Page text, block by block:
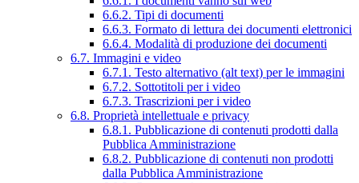
6.6.2. Tipi di documenti
6.6.3. Formato di lettura dei documenti elettronici
6.6.4. Modalità di produzione dei documenti
6.7. Immagini e video
6.7.1. Testo alternativo (alt text) per le immagini
6.7.2. Sottotitoli per i video
6.7.3. Trascrizioni per i video
6.8. Proprietà intellettuale e privacy
6.8.1. Pubblicazione di contenuti prodotti dalla
Pubblica Amministrazione
6.8.2. Pubblicazione di contenuti non prodotti
dalla Pubblica Amministrazione